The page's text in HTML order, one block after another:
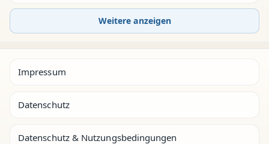
Weitere anzeigen
Impressum
Datenschutz
Datenschutz & Nutzungsbedingungen